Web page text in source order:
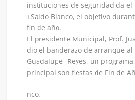
instituciones de seguridad da el
+Saldo Blanco, el objetivo
fin de año.
El presidente Municipal, Prof.
dio el banderazo de arranque al
Guadalupe- Reyes, un
principal son fiestas de Fin de
nco.